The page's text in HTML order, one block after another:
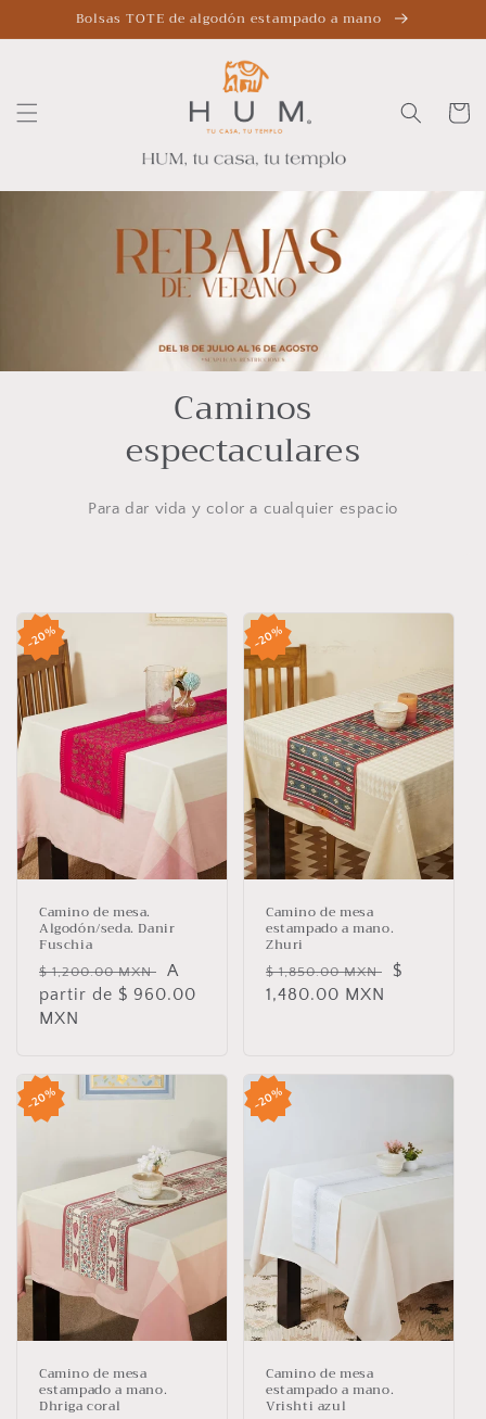
directamente
al contenido
Bolsas TOTE de algodón estampado a mano
Carrito
Caminos
espectaculares
Para dar vida y color a cualquier espacio
20%
Camino de mesa.
Algodón/seda. Danir
Fuschia
Precio
habitual
$ 1,200.00 MXN
Precio
de
A
partir de $ 960.00
MXN
20%
Camino de mesa
estampado a mano.
Zhuri
Precio
habitual
$ 1,850.00 MXN
Precio
$
1,480.00 MXN
20%
Camino de mesa
estampado a mano.
Dhriga coral
20%
Camino de mesa
estampado a mano.
Vrishti azul